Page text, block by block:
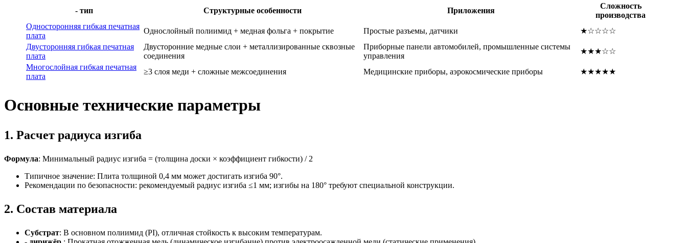
- тип Структурные особенности Приложения
Сложность
производства
Односторонняя гибкая печатная
плата
Однослойный полиимид + медная фольга + покрытие Простые разъемы, датчики
★☆☆☆☆
Двусторонняя гибкая печатная
плата
Двусторонние медные слои + металлизированные сквозные
соединения
Приборные панели автомобилей, промышленные системы
управления
★★★☆☆
Многослойная гибкая печатная
плата
≥3 слоя меди + сложные межсоединения Медицинские приборы, аэрокосмические приборы ★★★★★
Основные технические параметры
1. Расчет радиуса изгиба
Формула: Минимальный радиус изгиба = (толщина доски × коэффициент гибкости) / 2
Типичное значение: Плита толщиной 0,4 мм может достигать изгиба 90°.
Рекомендации по безопасности: рекомендуемый радиус изгиба ≤1 мм; изгибы на 180° требуют специальной конструкции.
2. Состав материала
Субстрат: В основном полиимид (PI), отличная стойкость к высоким температурам.